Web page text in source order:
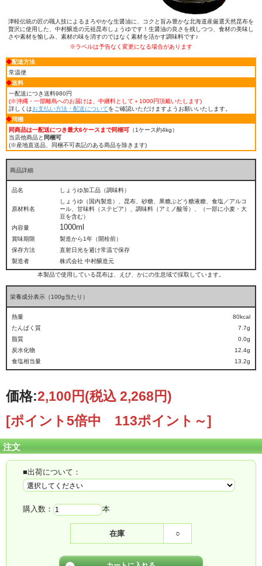
津軽伝統の匠の職人技によるまろやかな生醤油に、コクと旨み豊かな北海道産厳選天然昆布を
贅沢に使用した、中村醸造の元祖昆布しょうゆです！生醤油の良さを残しつつ、食材の美味し
さや素材を愉しみ、素材の味を消すのではなく素材を活かす調味料です♪
※ラベルは予告なく変更になる場合があります
◆配送方法
常温便
◆送料
一配送につき送料980円
(※沖縄・一部離島へのお届けは、中継料として＋1000円頂戴いたします)
詳しくはお支払い方法・配送についてをご確認いただけますようお願いいたします。
◆同梱
同商品は一配送につき最大6ケースまで同梱可 （1ケース約4kg）
当店他商品と 同梱可
(※産地直送品、同梱不可表記のある商品を除きます)
商品詳細
品名 しょうゆ加工品（調味料）
原材料名
しょうゆ（国内製造）、昆布、砂糖、果糖ぶどう糖液糖、食塩／アルコ
ール、甘味料（ステビア）、調味料（アミノ酸等）、（一部に小麦・大
豆を含む）
内容量
1000ml
賞味期限
製造から1年（開栓前）
保存方法
直射日光を避け常温で保存
製造者
株式会社 中村醸造元
本製品で使用している昆布は、えび、かにの生息域で採取しています。
栄養成分表示（100g当たり）
熱量
80kcal
たんぱく質
7.7g
脂質
0.0g
炭水化物
12.4g
食塩相当量
13.2g
価格:2,100円(税込 2,268円)
[ポイント5倍中 113ポイント～]
注文
■出荷について：
購入数： 本
在庫 ○